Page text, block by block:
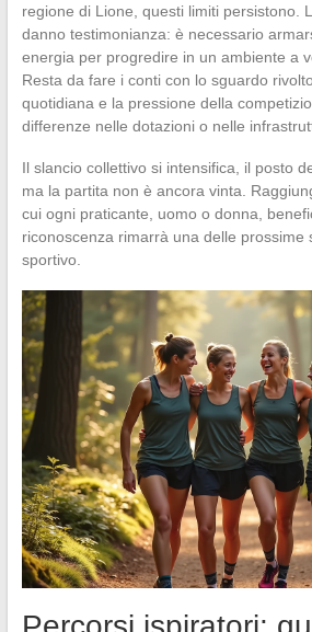
regione di Lione, questi limiti persistono.
danno testimonianza: è necessario
energia per progredire in un ambiente a
Resta da fare i conti con lo sguardo
quotidiana e la pressione della
differenze nelle dotazioni o nelle
Il slancio collettivo si intensifica, il posto
ma la partita non è ancora vinta.
cui ogni praticante, uomo o donna,
riconoscenza rimarrà una delle prossime
sportivo.